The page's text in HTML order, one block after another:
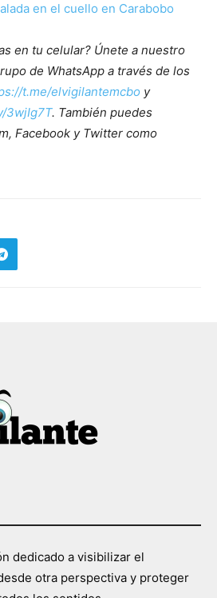
en el cuello en Carabobo
en tu celular? Únete a nuestro
de WhatsApp a través de los
t.me/elvigilantemcbo y
3wjIg7T. También puedes
Facebook y Twitter como
dedicado a visibilizar el
otra perspectiva y proteger